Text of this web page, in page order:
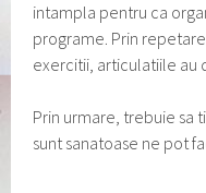
intampla pentru ca
programe. Prin
exercitii, articulatiile au
Prin urmare, trebuie sa
sunt sanatoase ne pot